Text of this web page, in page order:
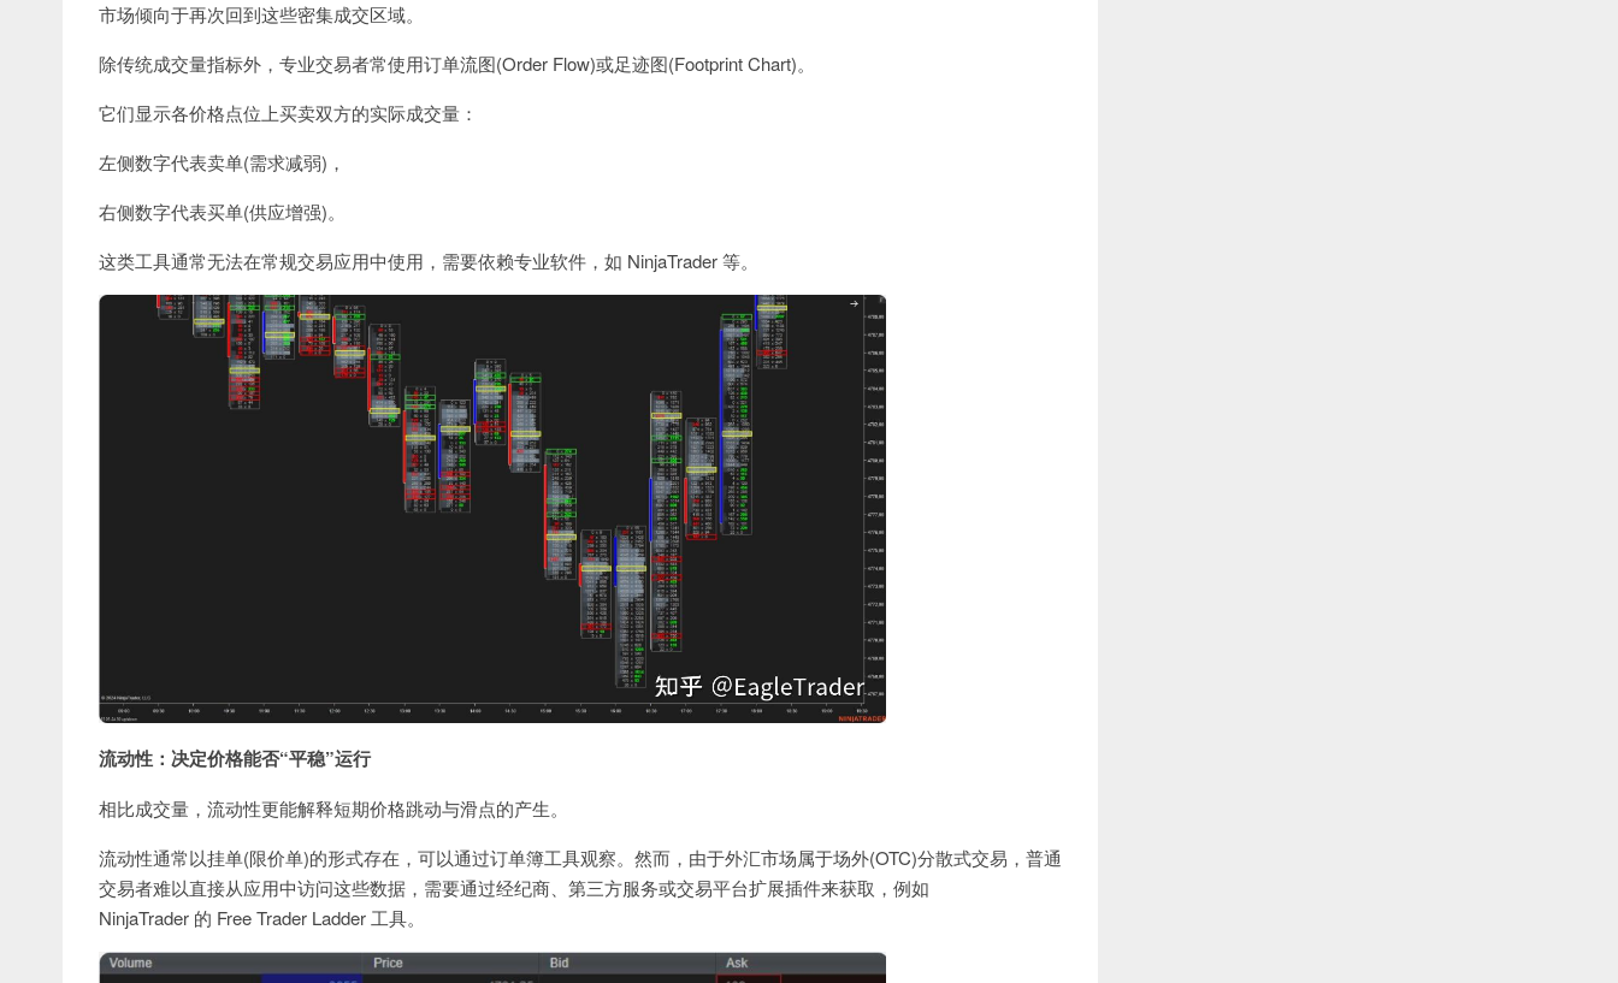
市场倾向于再次回到这些密集成交区域。
除传统成交量指标外，专业交易者常使用订单流图(Order Flow)或足迹图(Footprint Chart)。
它们显示各价格点位上买卖双方的实际成交量：
左侧数字代表卖单(需求减弱)，
右侧数字代表买单(供应增强)。
这类工具通常无法在常规交易应用中使用，需要依赖专业软件，如 NinjaTrader 等。
流动性：决定价格能否“平稳”运行
相比成交量，流动性更能解释短期价格跳动与滑点的产生。
流动性通常以挂单(限价单)的形式存在，可以通过订单簿工具观察。然而，由于外汇市场属于场外(OTC)分散式交易，普通
交易者难以直接从应用中访问这些数据，需要通过经纪商、第三方服务或交易平台扩展插件来获取，例如
NinjaTrader 的 Free Trader Ladder 工具。